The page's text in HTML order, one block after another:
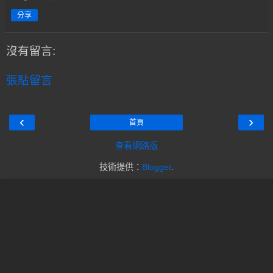
分享
沒有留言:
張貼留言
‹ ›
首頁
查看網路版
技術提供： Blogger.